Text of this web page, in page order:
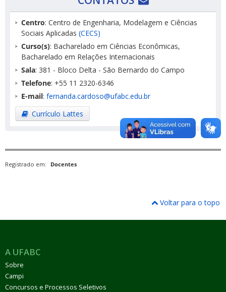
Centro: Centro de Engenharia, Modelagem e Ciências
Sociais Aplicadas (CECS)
Curso(s): Bacharelado em Ciências Econômicas,
Bacharelado em Relações Internacionais
Sala: 381 - Bloco Delta - São Bernardo do Campo
Telefone: +55 11 2320-6346
E-mail: fernanda.cardoso@ufabc.edu.br
Currículo Lattes
Registrado em: Docentes
Voltar para o topo
A UFABC
Sobre
Campi
Concursos e Processos Seletivos